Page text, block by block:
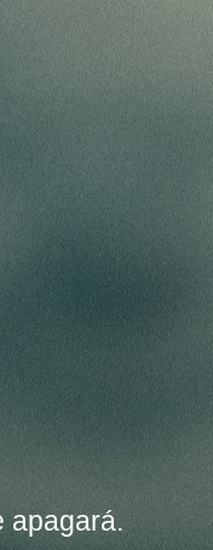
apagará.